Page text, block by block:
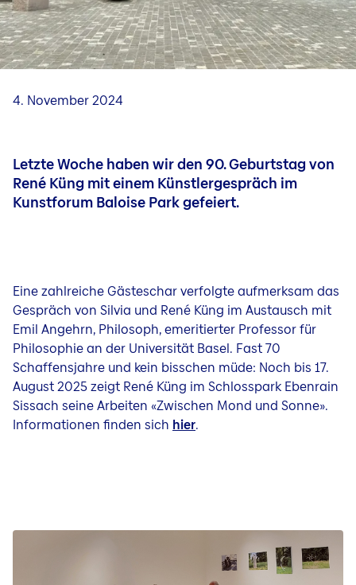
Kunstforum
Ausstellung im Kunstforum
Künstler Portrait Video
Kuratorinnen und Kuratoren
4. November 2024
Letzte Woche haben wir den 90. Geburtstag von
René Küng mit einem Künstlergespräch im
Kunstforum Baloise Park gefeiert.
Eine zahlreiche Gästeschar verfolgte aufmerksam das
Gespräch von Silvia und René Küng im Austausch mit
Emil Angehrn, Philosoph, emeritierter Professor für
Philosophie an der Universität Basel. Fast 70
Schaffensjahre und kein bisschen müde: Noch bis 17.
August 2025 zeigt René Küng im Schlosspark Ebenrain
Sissach seine Arbeiten «Zwischen Mond und Sonne».
Informationen finden sich hier.